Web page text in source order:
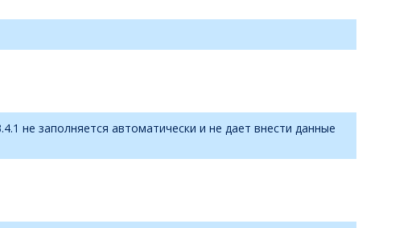
не заполняется автоматически и не дает внести данные